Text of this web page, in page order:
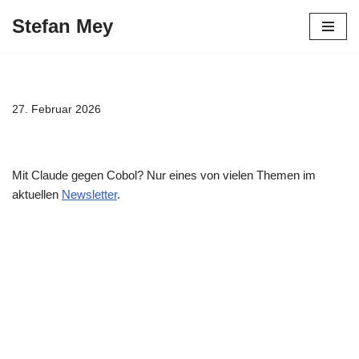
Stefan Mey
27. Februar 2026
Mit Claude gegen Cobol? Nur eines von vielen Themen im
aktuellen Newsletter.